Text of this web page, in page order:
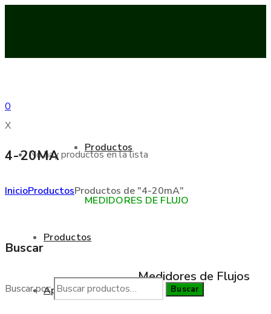
0
X
No hay productos en la lista
Productos
Aplicaciones
Productos
MEDIDORES DE FLUJO
Medidores de Flujos
4-20MA
InicioProductosProductos de "4-20mA"
Buscar
Buscar por: Buscar